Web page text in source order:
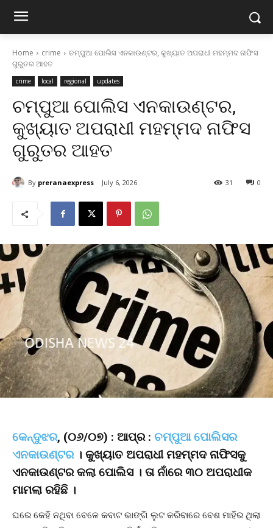
Home crime
ଚମ୍ପୁଆ ପୋଲିସ ଏନକାଉଣ୍ଟର, କୁଖ୍ୟାତ ଅପରାଧୀ ମହମ୍ମଦ ନାଫିସ
ଗୁରୁତର ଆହତ
crime local regional updates
ଚମ୍ପୁଆ ପୋଲିସ ଏନକାଉଣ୍ଟର,
କୁଖ୍ୟାତ ଅପରାଧୀ ମହମ୍ମଦ ନାଫିସ
ଗୁରୁତର ଆହତ
By preranaexpress July 6, 2026 0
31
କେନ୍ଦୁଝର, (୦୬/୦୭) : ଆପ୍ର : ଚମ୍ପୁଆ ପୋଲିସର
ଏନକାଉଣ୍ଟର। କୁଖ୍ୟାତ ଅପରାଧୀ ମହମ୍ମଦ ନାଫିସକୁ
ଏନକାଉଣ୍ଟର କଲା ପୋଲିସ । ତା ନାଁରେ ୩୦ ଅପରାଧୀକ
ମାମଲା ରହିଛି ।
ଘରେ କେହି ନଥିବା ବେଳେ କବାଟ ଭାଙ୍ଗି ଲୁଟ କରିବାରେ ବେଶ ମାହିର ଥିଲା